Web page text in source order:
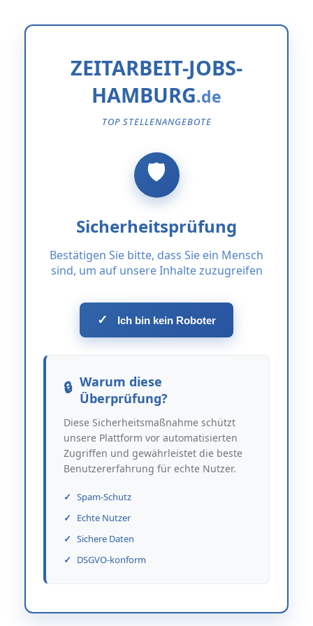
ZEITARBEIT-JOBS-
HAMBURG
TOP STELLENANGEBOTE
Sicherheitsprüfung
Bestätigen Sie bitte, dass Sie ein Mensch
sind, um auf unsere Inhalte zuzugreifen
✓ Ich bin kein Roboter
Warum diese
Überprüfung?
Diese Sicherheitsmaßnahme schützt
unsere Plattform vor automatisierten
Zugriffen und gewährleistet die beste
Benutzererfahrung für echte Nutzer.
Spam-Schutz
Echte Nutzer
Sichere Daten
DSGVO-konform